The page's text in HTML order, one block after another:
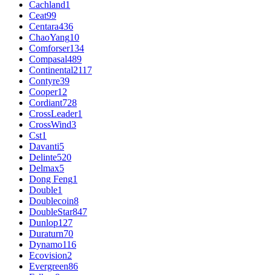
Cachland1
Ceat99
Centara436
ChaoYang10
Comforser134
Compasal489
Continental2117
Contyre39
Cooper12
Cordiant728
CrossLeader1
CrossWind3
Cst1
Davanti5
Delinte520
Delmax5
Dong Feng1
Double1
Doublecoin8
DoubleStar847
Dunlop127
Duraturn70
Dynamo116
Ecovision2
Evergreen86